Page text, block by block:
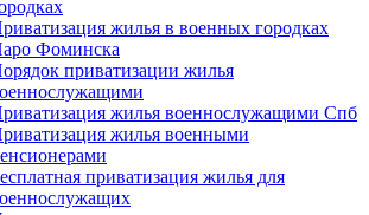
жилья в военных городках
Фоминска
приватизации жилья
жилья военнослужащими Спб
жилья военными
приватизация жилья для